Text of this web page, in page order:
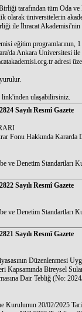
tarafından tüm Oda ve
olarak üniversitelerin
ile İhracat Akademisi'nin
eğitim
Ankara Üniversitesi ile
adresi
ulaşabilirsiniz.
Sayılı Resmî Gazete
Fonu Hakkında Kararda
ve Denetim Standartları
Sayılı Resmî Gazete
ve Denetim Standartları
Sayılı Resmî Gazete
Düzenlenmesi
Kapsamında Bireysel
Dair Tebliğ (No:
Kurulunun 20/02/2025